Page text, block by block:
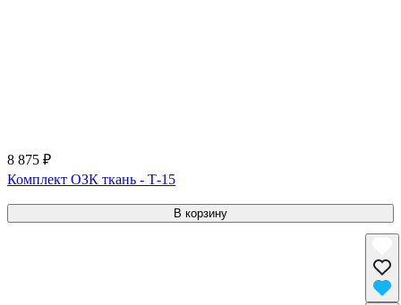
8 875 ₽
Комплект ОЗК ткань - Т-15
В корзину